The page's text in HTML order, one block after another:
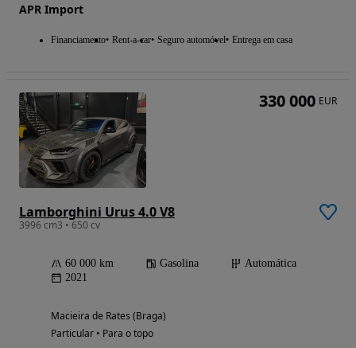
APR Import
Financiamento Rent-a-car Seguro automóvel Entrega em casa
Lamborghini Urus 4.0 V8
3996 cm3 • 650 cv
60 000 km Gasolina
Automática
2021
Macieira de Rates (Braga)
Particular • Para o topo
330 000 EUR